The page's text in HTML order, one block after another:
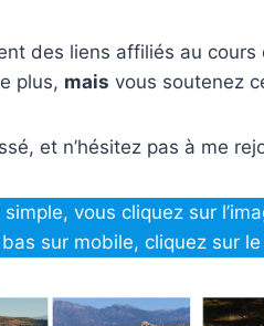
des liens affiliés au
plus, mais vous soutenez
et n’hésitez pas à me
vous cliquez sur
sur mobile, cliquez sur